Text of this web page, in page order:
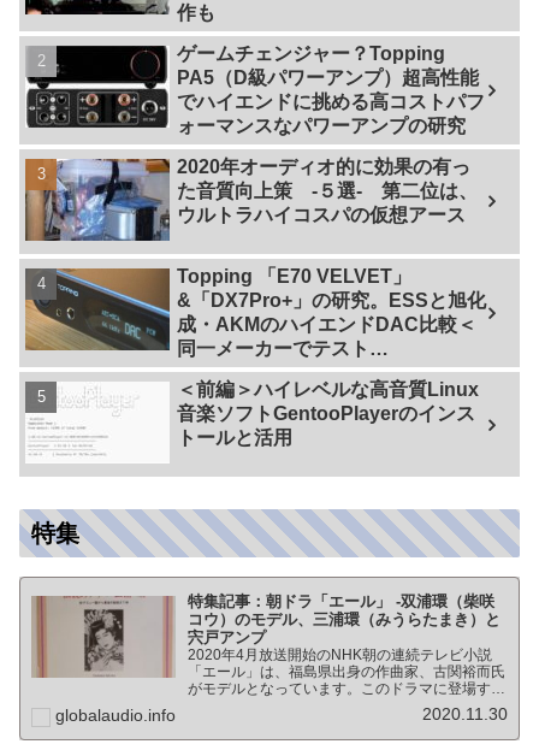
作も
ゲームチェンジャー？Topping
PA5（D級パワーアンプ）超高性能
でハイエンドに挑める高コストパフ
ォーマンスなパワーアンプの研究
2020年オーディオ的に効果の有っ
た音質向上策 -５選- 第二位は、
ウルトラハイコスパの仮想アース
Topping 「E70 VELVET」
&「DX7Pro+」の研究。ESSと旭化
成・AKMのハイエンドDAC比較＜
同一メーカーでテスト
【ES9038PRO Vs AK4499EX】＞
＜前編＞ハイレベルな高音質Linux
音楽ソフトGentooPlayerのインス
トールと活用
特集
特集記事：朝ドラ「エール」 -双浦環（柴咲
コウ）のモデル、三浦環（みうらたまき）と
宍戸アンプ
2020年4月放送開始のNHK朝の連続テレビ小説
「エール」は、福島県出身の作曲家、古関裕而氏
がモデルとなっています。このドラマに登場する
戦前の声楽家、三浦環さんと、本サイトにも登場
する宍戸公一氏のアンプ（著書「送信管によるシ
ングルアンプ製作…
globalaudio.info 2020.11.30